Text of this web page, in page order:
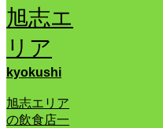
旭志エ
リア
kyokushi
旭志エリア
の飲食店一